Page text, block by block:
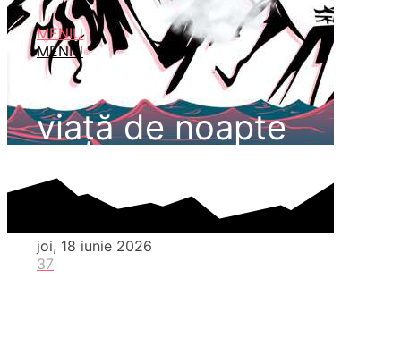
MENIU
MENIU
viață de noapte
joi, 18 iunie 2026
37